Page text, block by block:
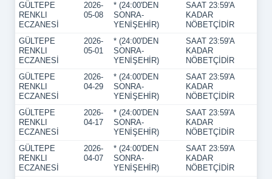
GÜLTEPE
RENKLI
ECZANESİ
2026-
05-08
* (24:00'DEN
SONRA-
YENİŞEHİR)
SAAT 23:59'A
KADAR
NÖBETÇİDİR
GÜLTEPE
RENKLI
ECZANESİ
2026-
05-01
* (24:00'DEN
SONRA-
YENİŞEHİR)
SAAT 23:59'A
KADAR
NÖBETÇİDİR
GÜLTEPE
RENKLI
ECZANESİ
2026-
04-29
* (24:00'DEN
SONRA-
YENİŞEHİR)
SAAT 23:59'A
KADAR
NÖBETÇİDİR
GÜLTEPE
RENKLI
ECZANESİ
2026-
04-17
* (24:00'DEN
SONRA-
YENİŞEHİR)
SAAT 23:59'A
KADAR
NÖBETÇİDİR
GÜLTEPE
RENKLI
ECZANESİ
2026-
04-07
* (24:00'DEN
SONRA-
YENİŞEHİR)
SAAT 23:59'A
KADAR
NÖBETÇİDİR